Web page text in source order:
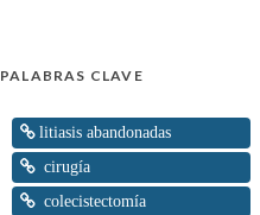
PALABRAS CLAVE
litiasis abandonadas
cirugía
colecistectomía